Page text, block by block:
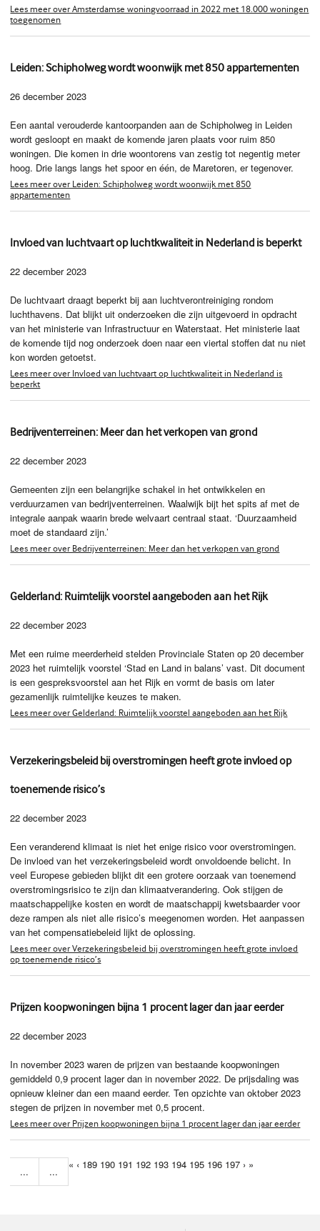
Lees meer over Amsterdamse woningvoorraad in 2022 met 18.000 woningen
toegenomen
Leiden: Schipholweg wordt woonwijk met 850 appartementen
26 december 2023
Een aantal verouderde kantoorpanden aan de Schipholweg in Leiden
wordt gesloopt en maakt de komende jaren plaats voor ruim 850
woningen. Die komen in drie woontorens van zestig tot negentig meter
hoog. Drie langs langs het spoor en één, de Maretoren, er tegenover.
Lees meer over Leiden: Schipholweg wordt woonwijk met 850
appartementen
Invloed van luchtvaart op luchtkwaliteit in Nederland is beperkt
22 december 2023
De luchtvaart draagt beperkt bij aan luchtverontreiniging rondom
luchthavens. Dat blijkt uit onderzoeken die zijn uitgevoerd in opdracht
van het ministerie van Infrastructuur en Waterstaat. Het ministerie laat
de komende tijd nog onderzoek doen naar een viertal stoffen dat nu niet
kon worden getoetst.
Lees meer over Invloed van luchtvaart op luchtkwaliteit in Nederland is
beperkt
Bedrijventerreinen: Meer dan het verkopen van grond
22 december 2023
Gemeenten zijn een belangrijke schakel in het ontwikkelen en
verduurzamen van bedrijventerreinen. Waalwijk bijt het spits af met de
integrale aanpak waarin brede welvaart centraal staat. ‘Duurzaamheid
moet de standaard zijn.’
Lees meer over Bedrijventerreinen: Meer dan het verkopen van grond
Gelderland: Ruimtelijk voorstel aangeboden aan het Rijk
22 december 2023
Met een ruime meerderheid stelden Provinciale Staten op 20 december
2023 het ruimtelijk voorstel ‘Stad en Land in balans’ vast. Dit document
is een gespreksvoorstel aan het Rijk en vormt de basis om later
gezamenlijk ruimtelijke keuzes te maken.
Lees meer over Gelderland: Ruimtelijk voorstel aangeboden aan het Rijk
Verzekeringsbeleid bij overstromingen heeft grote invloed op
toenemende risico’s
22 december 2023
Een veranderend klimaat is niet het enige risico voor overstromingen.
De invloed van het verzekeringsbeleid wordt onvoldoende belicht. In
veel Europese gebieden blijkt dit een grotere oorzaak van toenemend
overstromingsrisico te zijn dan klimaatverandering. Ook stijgen de
maatschappelijke kosten en wordt de maatschappij kwetsbaarder voor
deze rampen als niet alle risico’s meegenomen worden. Het aanpassen
van het compensatiebeleid lijkt de oplossing.
Lees meer over Verzekeringsbeleid bij overstromingen heeft grote invloed
op toenemende risico’s
Prijzen koopwoningen bijna 1 procent lager dan jaar eerder
22 december 2023
In november 2023 waren de prijzen van bestaande koopwoningen
gemiddeld 0,9 procent lager dan in november 2022. De prijsdaling was
opnieuw kleiner dan een maand eerder. Ten opzichte van oktober 2023
stegen de prijzen in november met 0,5 procent.
Lees meer over Prijzen koopwoningen bijna 1 procent lager dan jaar eerder
« ‹
...
189 190 191 192 193 194 195 196 197
...
› »